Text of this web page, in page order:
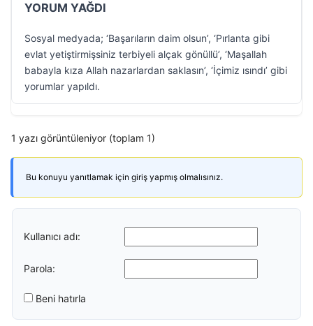
YORUM YAĞDI
Sosyal medyada; ‘Başarıların daim olsun’, ‘Pırlanta gibi
evlat yetiştirmişsiniz terbiyeli alçak gönüllü’, ‘Maşallah
babayla kıza Allah nazarlardan saklasın’, ‘İçimiz ısındı’ gibi
yorumlar yapıldı.
1 yazı görüntüleniyor (toplam 1)
Bu konuyu yanıtlamak için giriş yapmış olmalısınız.
Kullanıcı adı:
Parola:
Beni hatırla